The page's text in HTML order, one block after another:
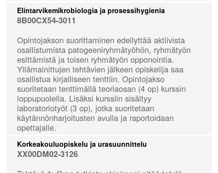
Elintarvikemikrobiologia ja prosessihygienia
8B00CX54-3011
Opintojakson suorittaminen edellyttää aktiivista
osallistumista patogeeniryhmätyöhön, ryhmätyön
esittämistä ja toisen ryhmätyön opponointia.
Yllämainittujen tehtävien jälkeen opiskelija saa
osallistua kirjalliseen tenttiin. Opintojakso
suoritetaan tenttimällä teoriaosan (4 op) kurssin
loppupuolella. Lisäksi kurssiin sisältyy
laboratoriotyöt (3 op), jotka suoritetaan
käytännönharjoitusten avulla ja raportoidaan
opettajalle.
Korkeakouluopiskelu ja urasuunnittelu
XX00DM02-3126